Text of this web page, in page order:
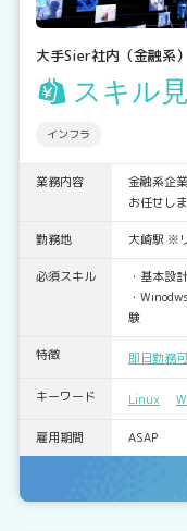
大手Sier社内（金融系
スキル
インフラ
業務内容
金融系企
お任せしま
勤務地 大崎駅 ※
必須スキル
・基本設
・
験
特徴 即日勤務可
キーワード Linux
雇用期間 ASAP